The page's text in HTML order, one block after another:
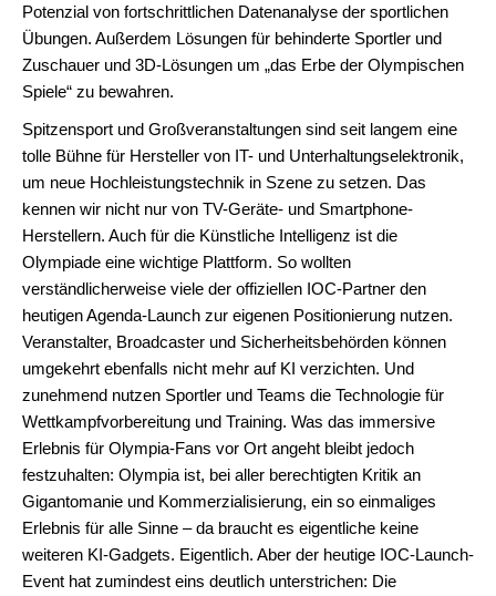
Potenzial von fortschrittlichen Datenanalyse der sportlichen
Übungen. Außerdem Lösungen für behinderte Sportler und
Zuschauer und 3D-Lösungen um „das Erbe der Olympischen
Spiele“ zu bewahren.
Spitzensport und Großveranstaltungen sind seit langem eine
tolle Bühne für Hersteller von IT- und Unterhaltungselektronik,
um neue Hochleistungstechnik in Szene zu setzen. Das
kennen wir nicht nur von TV-Geräte- und Smartphone-
Herstellern. Auch für die Künstliche Intelligenz ist die
Olympiade eine wichtige Plattform. So wollten
verständlicherweise viele der offiziellen IOC-Partner den
heutigen Agenda-Launch zur eigenen Positionierung nutzen.
Veranstalter, Broadcaster und Sicherheitsbehörden können
umgekehrt ebenfalls nicht mehr auf KI verzichten. Und
zunehmend nutzen Sportler und Teams die Technologie für
Wettkampfvorbereitung und Training. Was das immersive
Erlebnis für Olympia-Fans vor Ort angeht bleibt jedoch
festzuhalten: Olympia ist, bei aller berechtigten Kritik an
Gigantomanie und Kommerzialisierung, ein so einmaliges
Erlebnis für alle Sinne – da braucht es eigentliche keine
weiteren KI-Gadgets. Eigentlich. Aber der heutige IOC-Launch-
Event hat zumindest eins deutlich unterstrichen: Die